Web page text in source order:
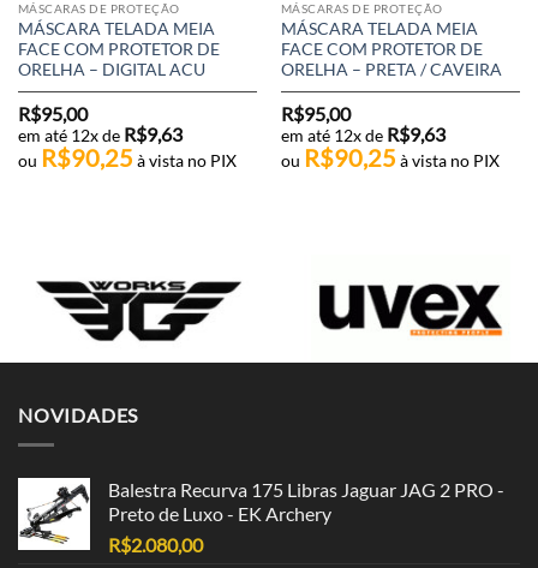
MÁSCARAS DE PROTEÇÃO
MÁSCARA TELADA MEIA
FACE COM PROTETOR DE
ORELHA – DIGITAL ACU
R$95,00
em até 12x de R$9,63
ou R$90,25 à vista no PIX
MÁSCARAS DE PROTEÇÃO
MÁSCARA TELADA MEIA
FACE COM PROTETOR DE
ORELHA – PRETA / CAVEIRA
R$95,00
em até 12x de R$9,63
ou R$90,25 à vista no PIX
NOVIDADES
Balestra Recurva 175 Libras Jaguar JAG 2 PRO -
Preto de Luxo - EK Archery
R$2.080,00